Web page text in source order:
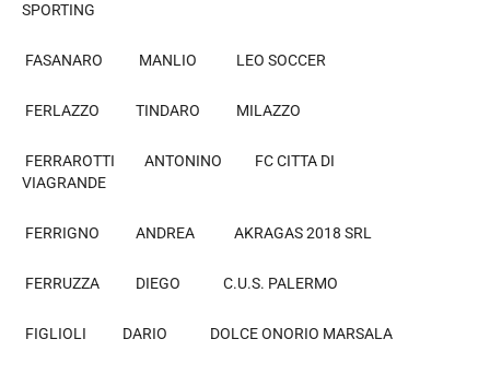
SPORTING
FASANARO MANLIO LEO SOCCER
FERLAZZO TINDARO MILAZZO
FERRAROTTI ANTONINO FC CITTA DI
VIAGRANDE
FERRIGNO ANDREA AKRAGAS 2018 SRL
FERRUZZA DIEGO C.U.S. PALERMO
FIGLIOLI DARIO DOLCE ONORIO MARSALA